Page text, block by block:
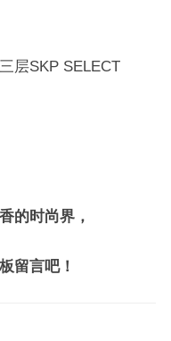
层SKP SELECT
的时尚界，
留言吧！